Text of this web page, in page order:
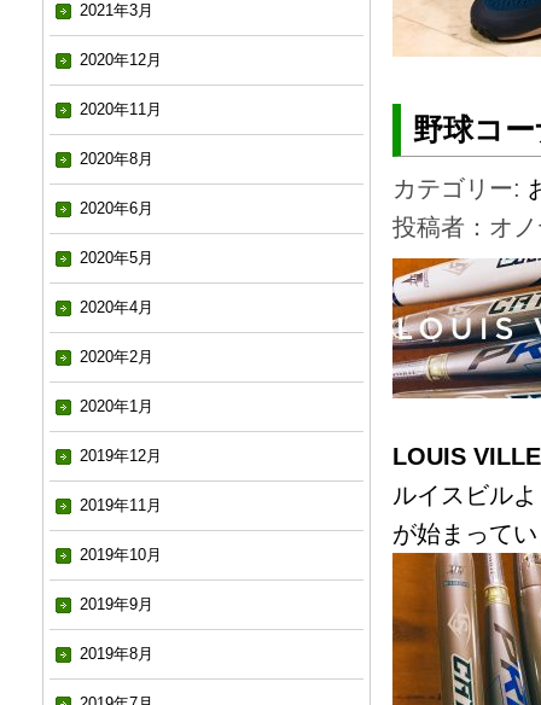
2021年3月
2020年12月
2020年11月
2020年8月
2020年6月
2020年5月
2020年4月
2020年2月
2020年1月
2019年12月
2019年11月
2019年10月
2019年9月
2019年8月
野球コ
カテゴリー:
投稿者：オ
LOUIS
ルイスビル
が始まって